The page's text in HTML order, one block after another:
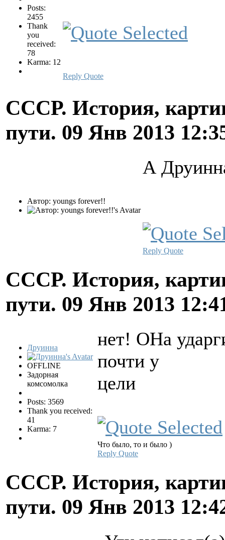
Posts:
2455
Thank
you
received:
78
Karma: 12
Reply Quote
СССР. История,
пути. 09 Янв 2013
Автор: youngs forever!!
А
Reply Quote
СССР. История,
пути. 09 Янв 2013
Друинна
OFFLINE
Задорная
комсомолка
Posts: 3569
Thank you received:
41
Karma: 7
нет! ОНа
почти у
цели
Что было, то и было )
Reply Quote
СССР. История,
пути. 09 Янв 2013